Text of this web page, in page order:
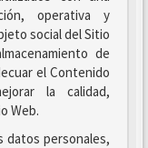
operativa y
social del Sitio
de
el Contenido
la calidad,
Web.
datos personales,